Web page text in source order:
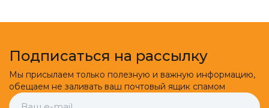
Подписаться на рассылку
Мы присылаем только полезную и важную информацию,
обещаем не заливать ваш почтовый ящик спамом